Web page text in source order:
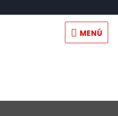
MENÚ
MENÚ